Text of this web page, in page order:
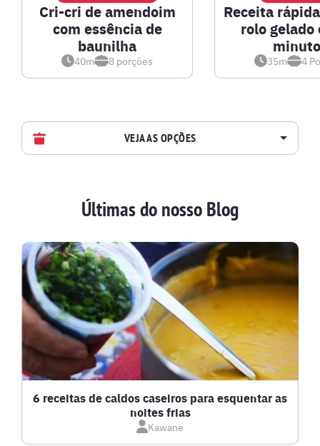
Cri-cri de amendoim
com essência de
baunilha
40m 8 porções
Receita
rolo gelado
35m 4
VEJA AS OPÇÕES
BATIDAS
BEBIDAS E DRINKS
BISCOITOS
BOLOS E TORTAS
CALDOS
CARNE BOVINA
Últimas do nosso Blog
6 receitas de caldos caseiros para esquentar as
noites frias
Kawane